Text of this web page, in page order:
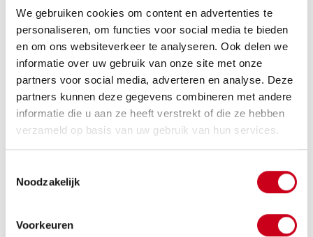
We gebruiken cookies om content en advertenties te
personaliseren, om functies voor social media te bieden
en om ons websiteverkeer te analyseren. Ook delen we
informatie over uw gebruik van onze site met onze
partners voor social media, adverteren en analyse. Deze
partners kunnen deze gegevens combineren met andere
informatie die u aan ze heeft verstrekt of die ze hebben
verzameld op basis van uw gebruik van hun services.
Noodzakelijk
Voorkeuren
product. En dat ontwerp daarna zelf voor de klant
uitvoeren. Dat zijn bijzondere processen met eindresultaten
waar we bij De la Roy trots op zijn. Merford Cabins BV
klopte bij ons aan met zo’n uitdaging. De cabinebouwer uit
Gorinchem moest vijftien kraancabines verzenden naar
kopers over de hele wereld. Maar hoe verpak je zo’n
product zodat het zonder een kras of deuk op de plaats
van bestemming aankomt? In samenwerking met Merford
ontwikkelden we sets van tien maatwerkelementen uit EPS.
Met onze freesmachine modelleerden we de stukken
tempex in de juiste vorm. De puzzelstukken vormden
verpakken geheel.